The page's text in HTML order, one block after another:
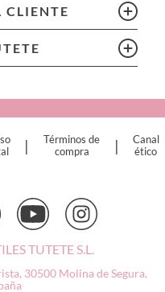
CLIENTE
|
Términos de
compra
|
Canal
ético
TUTETE S.L.
30500 Molina de Segura,